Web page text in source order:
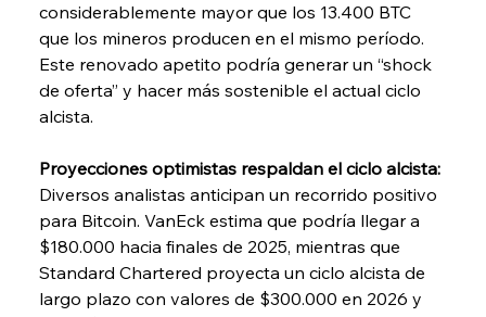
considerablemente mayor que los 13.400 BTC
que los mineros producen en el mismo período.
Este renovado apetito podría generar un “shock
de oferta” y hacer más sostenible el actual ciclo
alcista.
Proyecciones optimistas respaldan el ciclo alcista:
Diversos analistas anticipan un recorrido positivo
para Bitcoin. VanEck estima que podría llegar a
$180.000 hacia finales de 2025, mientras que
Standard Chartered proyecta un ciclo alcista de
largo plazo con valores de $300.000 en 2026 y